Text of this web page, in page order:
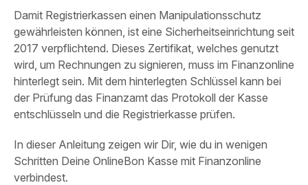
Damit Registrierkassen einen Manipulationsschutz
gewährleisten können, ist eine Sicherheitseinrichtung seit
2017 verpflichtend. Dieses Zertifikat, welches genutzt
wird, um Rechnungen zu signieren, muss im Finanzonline
hinterlegt sein. Mit dem hinterlegten Schlüssel kann bei
der Prüfung das Finanzamt das Protokoll der Kasse
entschlüsseln und die Registrierkasse prüfen.
In dieser Anleitung zeigen wir Dir, wie du in wenigen
Schritten Deine OnlineBon Kasse mit Finanzonline
verbindest.